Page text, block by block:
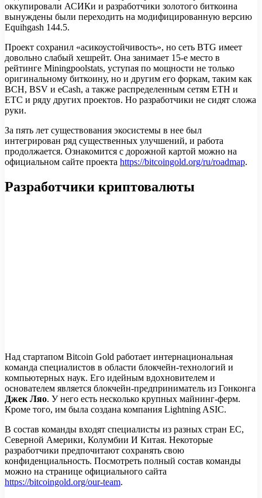
оккупировали АСИКи и разработчики золотого биткоина
вынуждены были переходить на модифицированную версию
Equihgash 144.5.
Проект сохранил «асикоустойчивость», но сеть BTG имеет
довольно слабый хешрейт. Она занимает 15-е место в
рейтинге Miningpoolstats, уступая по мощности не только
оригинальному биткоину, но и другим его форкам, таким как
BCH, BSV и eCash, а также распределенным сетям ETH и
ETC и ряду других проектов. Но разработчики не сидят сложа
руки.
За пять лет существования экосистемы в нее был
интегрирован ряд существенных улучшений, и работа
продолжается. Ознакомится с дорожной картой можно на
официальном сайте проекта https://bitcoingold.org/ru/roadmap.
Разработчики криптовалюты
Над стартапом Bitcoin Gold работает интернациональная
команда специалистов в области блокчейн-технологий и
компьютерных наук. Его идейным вдохновителем и
основателем является блокчейн-предприниматель из Гонконга
Джек Ляо. У него есть несколько крупных майнинг-ферм.
Кроме того, им была создана компания Lightning ASIC.
В состав команды входят специалисты из разных стран ЕС,
Северной Америки, Колумбии И Китая. Некоторые
разработчики предпочитают сохранять свою
конфиденциальность. Посмотреть полный состав команды
можно на странице официального сайта
https://bitcoingold.org/our-team.